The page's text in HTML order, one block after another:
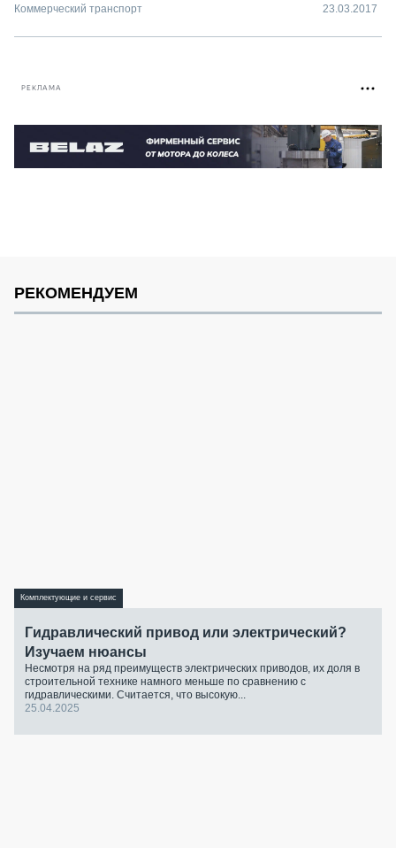
РЕКЛАМА
Коммерческий транспорт 23.03.2017
РЕКОМЕНДУЕМ
Комплектующие и сервис
Гидравлический привод или электрический?
Изучаем нюансы
Несмотря на ряд преимуществ электрических приводов, их доля в
строительной технике намного меньше по сравнению с
гидравлическими. Считается, что высокую...
25.04.2025